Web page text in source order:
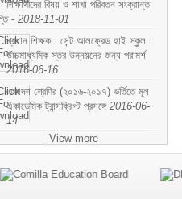
শিক্ষাথীদের বিষয় ও শাখা পরিবতন সংক্রান্ত
- 2018-11-01
প্রধান শিক্ষক : সেন্ট আলফ্রেড হাই স্কুল :
উচ্চমাধ্যমিক স্তর উন্নয়নের জন্য পরামর্শ
2016-06-16
একাদশ শ্রেণির (২০১৬-২০১৭) ভর্তিতে মূল
একাডেমিক ট্রান্সক্রিপ্ট প্রসঙ্গে 2016-06-
14
View more